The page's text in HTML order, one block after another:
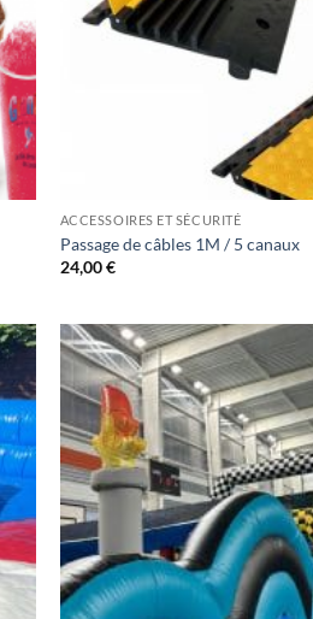
ACCESSOIRES ET SÉCURITÉ
Passage de câbles 1M / 5 canaux
24,00€